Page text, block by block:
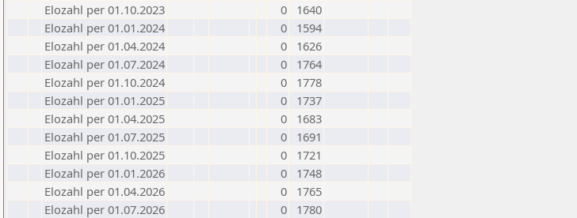
Elozahl per 01.10.2023
0
1640
Elozahl per 01.01.2024
0
1594
Elozahl per 01.04.2024
0
1626
Elozahl per 01.07.2024
0
1764
Elozahl per 01.10.2024
0
1778
Elozahl per 01.01.2025
0
1737
Elozahl per 01.04.2025
0
1683
Elozahl per 01.07.2025
0
1691
Elozahl per 01.10.2025
0
1721
Elozahl per 01.01.2026
0
1748
Elozahl per 01.04.2026
0
1765
Elozahl per 01.07.2026
0 1780